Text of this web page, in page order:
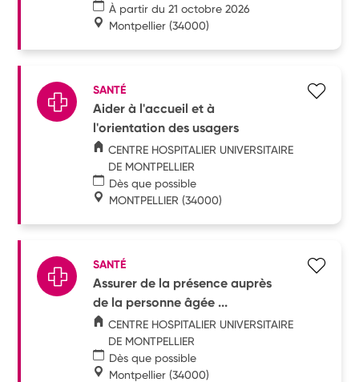
À partir du 21 octobre 2026
Montpellier (34000)
SANTÉ
Aider à l'accueil et à
l'orientation des usagers
CENTRE HOSPITALIER UNIVERSITAIRE
DE MONTPELLIER
Dès que possible
MONTPELLIER (34000)
SANTÉ
Assurer de la présence auprès
de la personne âgée ...
CENTRE HOSPITALIER UNIVERSITAIRE
DE MONTPELLIER
Dès que possible
Montpellier (34000)